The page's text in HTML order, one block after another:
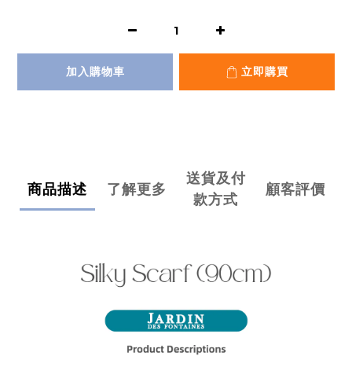
加入購物車 立即購買
商品描述 了解更多
送貨及付
款方式
顧客評價